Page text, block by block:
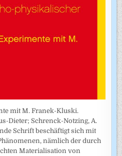
mit M. Franek-Kluski.
Dieter; Schrenck-Notzing, A.
Schrift beschäftigt sich mit
nämlich der durch
Materialisation von